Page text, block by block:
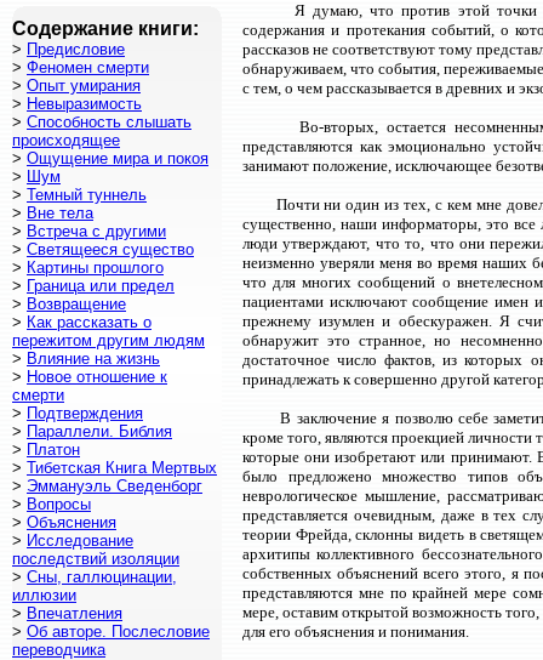
Я думаю, что против этой точки
содержания и протекания событий, о
рассказов не соответствуют тому
обнаруживаем, что события,
с тем, о чем рассказывается в древних и
Во-вторых, остается
представляются как эмоционально
занимают положение, исключающее
Почти ни один из тех, с кем мне
существенно, наши информаторы, это все
люди утверждают, что то, что они
неизменно уверяли меня во время наших
что для многих сообщений о
пациентами исключают сообщение имен
прежнему изумлен и обескуражен. Я
обнаружит это странное, но
достаточное число фактов, из которых
принадлежать к совершенно другой
В заключение я позволю себе
кроме того, являются проекцией
которые они изобретают или принимают.
было предложено множество типов
неврологическое мышление,
представляется очевидным, даже в тех
теории Фрейда, склонны видеть в
архитипы коллективного
собственных объяснений всего этого, я
представляются мне по крайней мере
мере, оставим открытой возможность
для его объяснения и понимания.
Содержание книги:
> Предисловие
> Феномен смерти
> Опыт умирания
> Невыразимость
> Способность слышать
происходящее
> Ощущение мира и покоя
> Шум
> Темный туннель
> Вне тела
> Встреча с другими
> Светящееся существо
> Картины прошлого
> Граница или предел
> Возвращение
> Как рассказать о
пережитом другим людям
> Влияние на жизнь
> Новое отношение к
смерти
> Подтверждения
> Параллели. Библия
> Платон
> Тибетская Книга Мертвых
> Эммануэль Сведенборг
> Вопросы
> Объяснения
> Исследование
последствий изоляции
> Сны, галлюцинации,
иллюзии
> Впечатления
> Об авторе. Послесловие
переводчика